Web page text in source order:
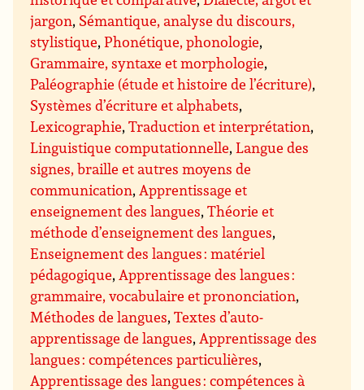
jargon, Sémantique, analyse du discours,
stylistique,Phonétique, phonologie,
Grammaire, syntaxe et morphologie,
Paléographie (étude et histoire de l’écriture),
Systèmes d’écriture et alphabets,
Lexicographie,Traduction et interprétation,
Linguistique computationnelle,Langue des
signes, braille et autres moyens de
communication,Apprentissage et
enseignement des langues,Théorie et
méthode d’enseignement des langues,
Enseignement des langues : matériel
pédagogique,Apprentissage des langues :
grammaire, vocabulaire et prononciation,
Méthodes de langues,Textes d’auto-
apprentissage de langues,Apprentissage des
langues : compétences particulières,
Apprentissage des langues : compétences à